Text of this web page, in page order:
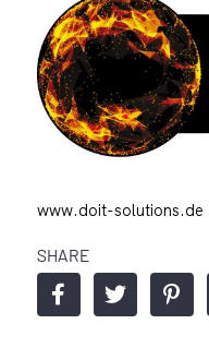
www.doit-solutions.de
SHARE